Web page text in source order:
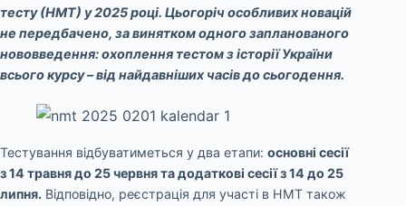
тесту (НМТ) у 2025 році. Цьогоріч особливих новацій
не передбачено, за винятком одного запланованого
нововведення: охоплення тестом з історії України
всього курсу – від найдавніших часів до сьогодення.
Тестування відбуватиметься у два етапи: основні сесії
з 14 травня до 25 червня та додаткові сесії з 14 до 25
липня. Відповідно, реєстрація для участі в НМТ також